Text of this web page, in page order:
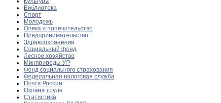
Библиотека
Спорт
Молодежь
Опека и попечительство
Предпринимательство
Здравоохранение
Социальный фонд
Лесное хозяйство
Минприроды УР
Фонд социального страхования
Федеральная налоговая служба
Почта России
Охрана труда
Статистика